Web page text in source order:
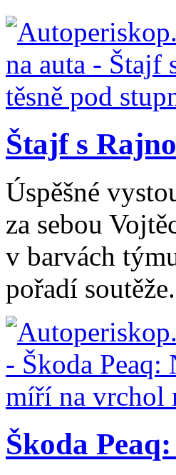
Štajf s
Úspěšné
za sebou
v barvách
pořadí
Škoda